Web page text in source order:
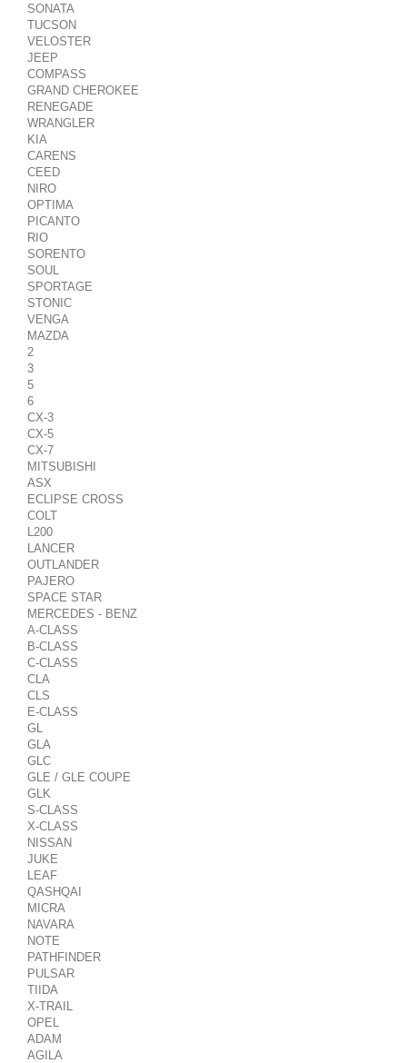
SONATA
TUCSON
VELOSTER
JEEP
COMPASS
GRAND CHEROKEE
RENEGADE
WRANGLER
KIA
CARENS
CEED
NIRO
OPTIMA
PICANTO
RIO
SORENTO
SOUL
SPORTAGE
STONIC
VENGA
MAZDA
2
3
5
6
CX-3
CX-5
CX-7
MITSUBISHI
ASX
ECLIPSE CROSS
COLT
L200
LANCER
OUTLANDER
PAJERO
SPACE STAR
MERCEDES - BENZ
A-CLASS
B-CLASS
C-CLASS
CLA
CLS
E-CLASS
GL
GLA
GLC
GLE / GLE COUPE
GLK
S-CLASS
X-CLASS
NISSAN
JUKE
LEAF
QASHQAI
MICRA
NAVARA
NOTE
PATHFINDER
PULSAR
TIIDA
X-TRAIL
OPEL
ADAM
AGILA